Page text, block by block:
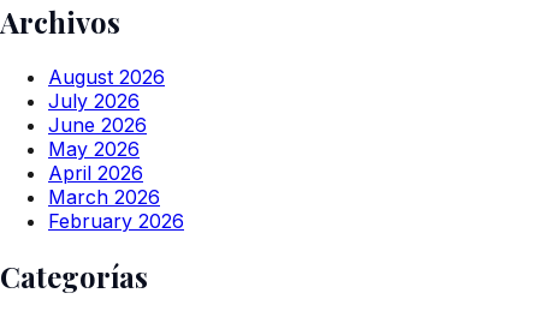
Archivos
August 2026
July 2026
June 2026
May 2026
April 2026
March 2026
February 2026
Categorías